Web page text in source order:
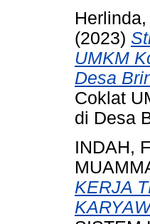
(2023)
UMKM
Desa
Coklat
di Desa
INDAH,
KERJA